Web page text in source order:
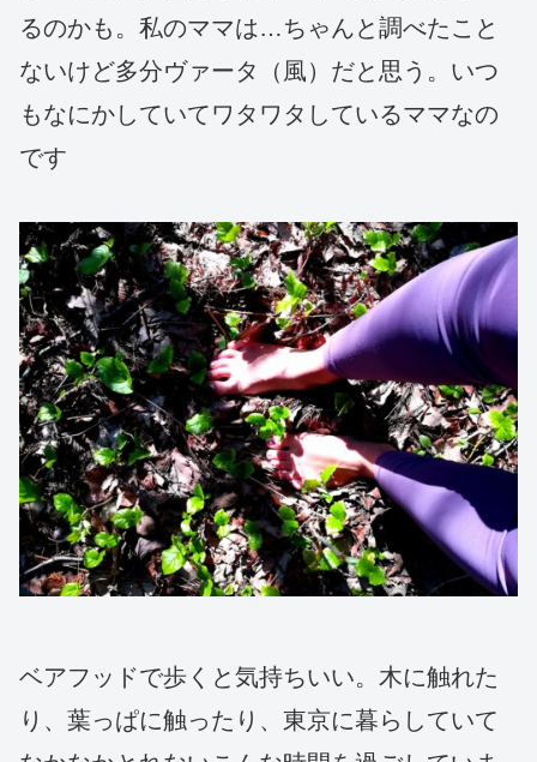
るのかも。私のママは…ちゃんと調べたこと
ないけど多分ヴァータ（風）だと思う。いつ
もなにかしていてワタワタしているママなの
です
ベアフッドで歩くと気持ちいい。木に触れた
り、葉っぱに触ったり、東京に暮らしていて